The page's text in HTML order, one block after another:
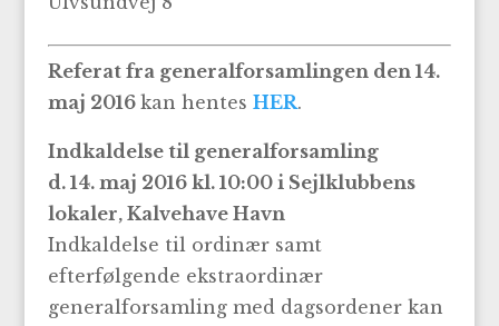
Referat fra generalforsamlingen den 14.
maj 2016 kan hentes HER.
Indkaldelse til generalforsamling
d. 14. maj 2016 kl. 10:00 i Sejlklubbens
lokaler, Kalvehave Havn
Indkaldelse til ordinær samt
efterfølgende ekstraordinær
generalforsamling med dagsordener kan